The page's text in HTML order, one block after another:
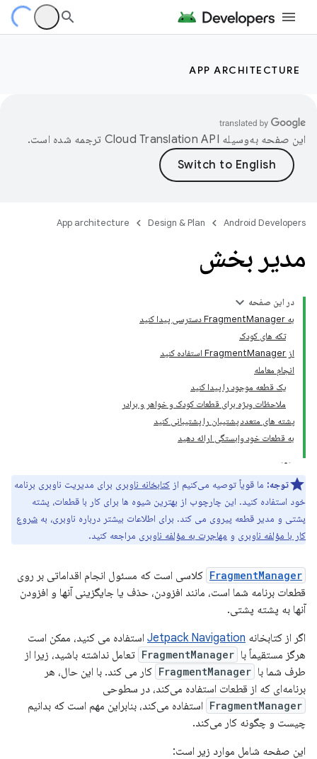
APP ARCHITECTURE
این صفحه به‌وسیله ترجمه شده است.
Android Developers
Design & Plan
App architecture
مدیر بخش
در این صفحه
به FragmentManager دسترسی پیدا کنید
تکه های کودک
از FragmentManager استفاده کنید
انجام معامله
یک قطعه موجود را پیدا کنید
ملاحظات ویژه برای قطعات کودک و خواهر و برادر
پشته های متعدد پشتیبان را پشتیبانی کنید
به قطعات خود وابستگی ارائه دهید
توجه: ما قویاً توصیه می‌کنیم از کتابخانه ناوبری برای مدیریت ناوبری برنامه
خود استفاده کنید. این چارچوب از بهترین شیوه ها برای کار با قطعات، پشته
پشتی و مدیر قطعه پیروی می کند. برای اطلاعات بیشتر درباره ناوبری، به شروع
کار با مؤلفه ناوبری و مهاجرت به مؤلفه ناوبری مراجعه کنید.
FragmentManager کلاسی است که مسئول انجام اقداماتی بر روی
قطعات برنامه شما است، مانند افزودن، حذف یا جایگزینی آنها و افزودن
آنها به پشته پشتی.
اگر از کتابخانه Jetpack Navigation استفاده می کنید، ممکن است
هرگز مستقیماً با FragmentManager تعامل نداشته باشید، زیرا از
طرف شما با FragmentManager کار می کند. با این حال، هر
برنامه‌ای که از قطعات استفاده می‌کند، در سطوحی
FragmentManager استفاده می‌کند، بنابراین مهم است که بدانیم
چیست و چگونه کار می‌کند.
این صفحه شامل موارد زیر است: